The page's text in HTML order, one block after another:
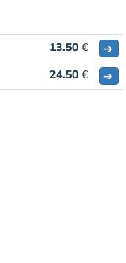
13.50 €
➔
24.50 € ➔